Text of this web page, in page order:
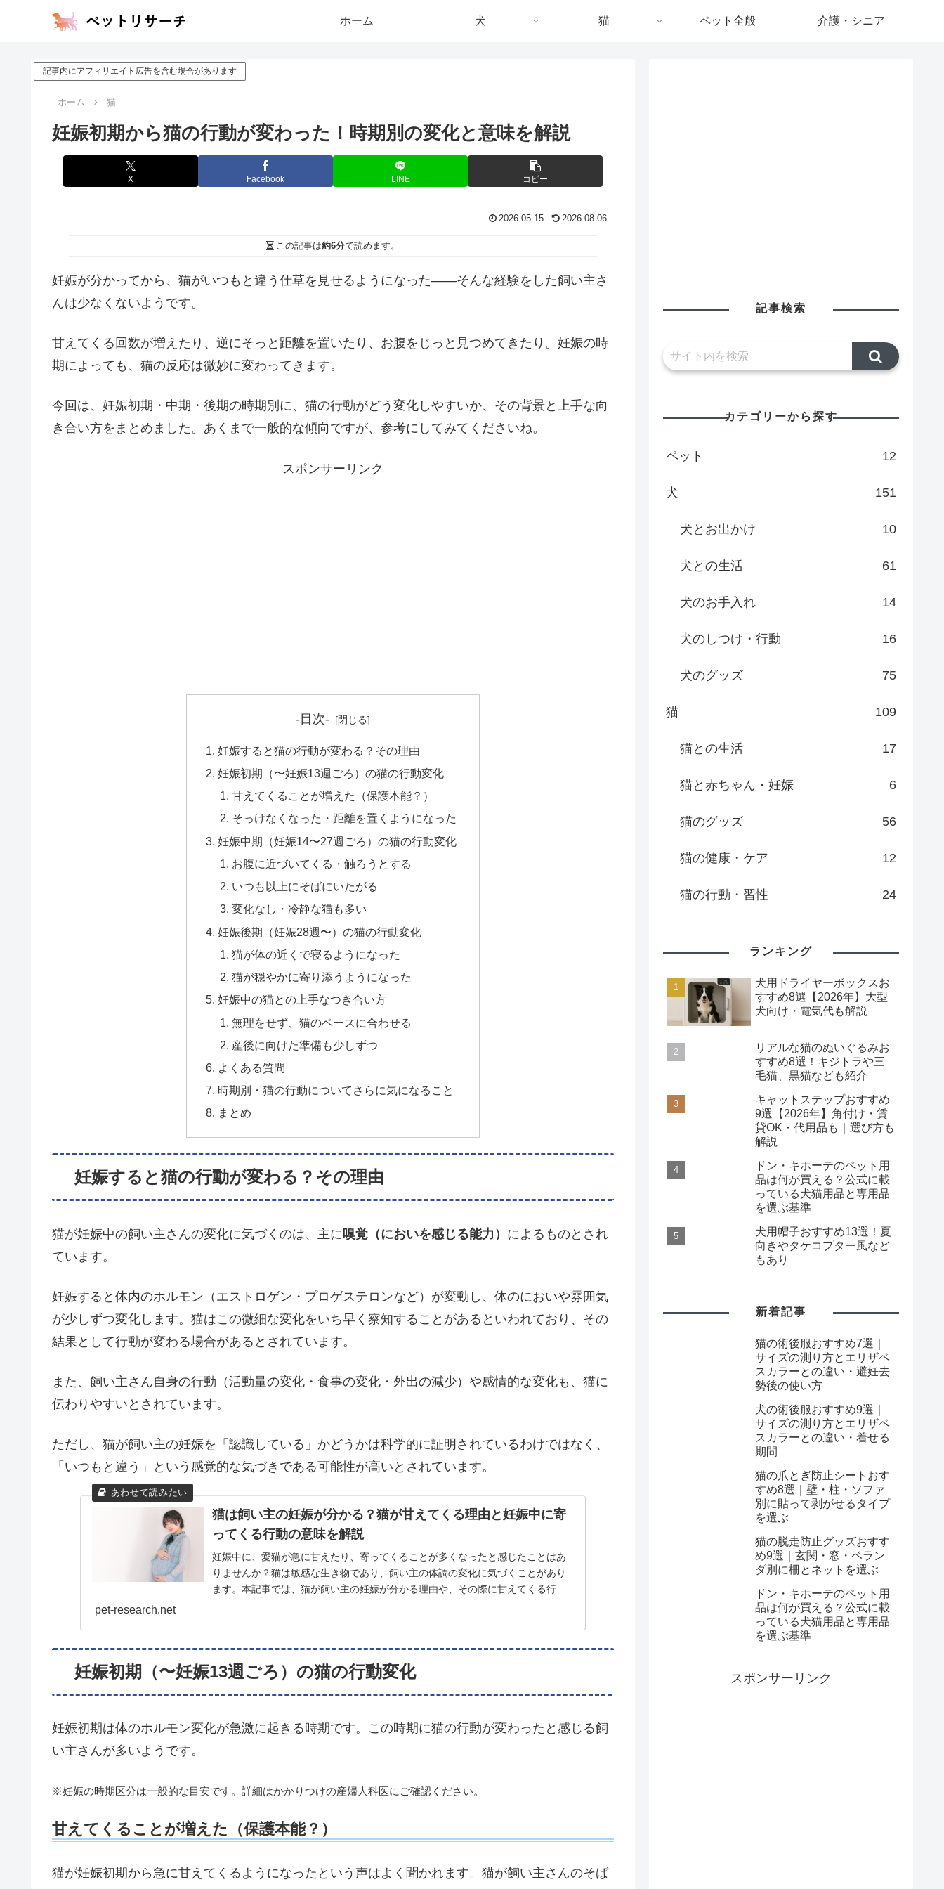
ホーム 犬 猫 ペット全般 介護・シニア
記事内にアフィリエイト広告を含む場合があります
ホーム 猫
妊娠初期から猫の行動が変わった！時期別の変化と意味を解説
X Facebook LINE コピー
2026.05.15 2026.08.06
この記事は約6分で読めます。
妊娠が分かってから、猫がいつもと違う仕草を見せるようになった——そんな経験をした飼い主さ
んは少なくないようです。
甘えてくる回数が増えたり、逆にそっと距離を置いたり、お腹をじっと見つめてきたり。妊娠の時
期によっても、猫の反応は微妙に変わってきます。
今回は、妊娠初期・中期・後期の時期別に、猫の行動がどう変化しやすいか、その背景と上手な向
き合い方をまとめました。あくまで一般的な傾向ですが、参考にしてみてくださいね。
スポンサーリンク
-目次-
妊娠すると猫の行動が変わる？その理由
妊娠初期（〜妊娠13週ごろ）の猫の行動変化
甘えてくることが増えた（保護本能？）
そっけなくなった・距離を置くようになった
妊娠中期（妊娠14〜27週ごろ）の猫の行動変化
お腹に近づいてくる・触ろうとする
いつも以上にそばにいたがる
変化なし・冷静な猫も多い
妊娠後期（妊娠28週〜）の猫の行動変化
猫が体の近くで寝るようになった
猫が穏やかに寄り添うようになった
妊娠中の猫との上手なつき合い方
無理をせず、猫のペースに合わせる
産後に向けた準備も少しずつ
よくある質問
時期別・猫の行動についてさらに気になること
まとめ
妊娠すると猫の行動が変わる？その理由
猫が妊娠中の飼い主さんの変化に気づくのは、主に 嗅覚（においを感じる能力） によるものとされ
ています。
妊娠すると体内のホルモン（エストロゲン・プロゲステロンなど）が変動し、体のにおいや雰囲気
が少しずつ変化します。猫はこの微細な変化をいち早く察知することがあるといわれており、その
結果として行動が変わる場合があるとされています。
また、飼い主さん自身の行動（活動量の変化・食事の変化・外出の減少）や感情的な変化も、猫に
伝わりやすいとされています。
ただし、猫が飼い主の妊娠を「認識している」かどうかは科学的に証明されているわけではなく、
「いつもと違う」という感覚的な気づきである可能性が高いとされています。
猫は飼い主の妊娠が分かる？猫が甘えてくる理由と妊娠中に寄
ってくる行動の意味を解説
妊娠中に、愛猫が急に甘えたり、寄ってくることが多くなったと感じたことはあ
りませんか？猫は敏感な生き物であり、飼い主の体調の変化に気づくことがあり
ます。本記事では、猫が飼い主の妊娠が分かる理由や、その際に甘えてくる行動
pet-research.net
妊娠初期（〜妊娠13週ごろ）の猫の行動変化
妊娠初期は体のホルモン変化が急激に起きる時期です。この時期に猫の行動が変わったと感じる飼
い主さんが多いようです。
※妊娠の時期区分は一般的な目安です。詳細はかかりつけの産婦人科医にご確認ください。
甘えてくることが増えた（保護本能？）
猫が妊娠初期から急に甘えてくるようになったという声はよく聞かれます。猫が飼い主さんのそば
記事検索
カテゴリーから探す
ペット 12
犬 151
犬とお出かけ 10
犬との生活 61
犬のお手入れ 14
犬のしつけ・行動 16
犬のグッズ 75
猫 109
猫との生活 17
猫と赤ちゃん・妊娠 6
猫のグッズ 56
猫の健康・ケア 12
猫の行動・習性 24
ランキング
犬用ドライヤーボックスお
すすめ8選【2026年】大型
犬向け・電気代も解説
リアルな猫のぬいぐるみお
すすめ8選！キジトラや三
毛猫、黒猫なども紹介
キャットステップおすすめ
9選【2026年】角付け・賃
貸OK・代用品も｜選び方も
解説
ドン・キホーテのペット用
品は何が買える？公式に載
っている犬猫用品と専用品
を選ぶ基準
犬用帽子おすすめ13選！夏
向きやタケコプター風など
もあり
新着記事
猫の術後服おすすめ7選｜
サイズの測り方とエリザベ
スカラーとの違い・避妊去
勢後の使い方
犬の術後服おすすめ9選｜
サイズの測り方とエリザベ
スカラーとの違い・着せる
期間
猫の爪とぎ防止シートおす
すめ8選｜壁・柱・ソファ
別に貼って剥がせるタイプ
を選ぶ
猫の脱走防止グッズおすす
め9選｜玄関・窓・ベラン
ダ別に柵とネットを選ぶ
ドン・キホーテのペット用
品は何が買える？公式に載
っている犬猫用品と専用品
を選ぶ基準
スポンサーリンク